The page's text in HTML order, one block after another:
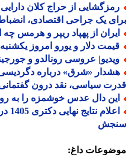
از حراج کلان دارایی
یک جراحی اقتصادی، انضباط
از پهپاد ریپر و هرمس چه
دلار و یورو امروز یکشنبه 18 مرداد 1405
عروسی رونالدو و
«شرق» درباره دگردیسی
سیاسی، نقد درون گفتمانی
دال عدس خوشمزه را به روش
اعلام
داغ: